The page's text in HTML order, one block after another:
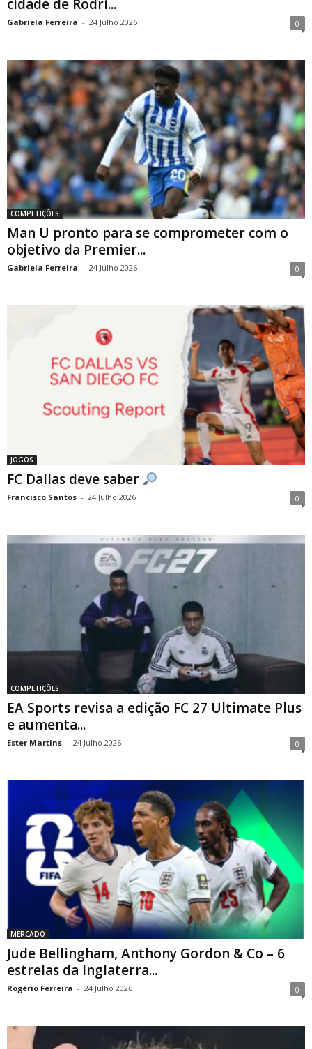
cidade de Rodri...
Gabriela Ferreira - 24 Julho 2026 0
COMPETIÇÕES
Man U pronto para se comprometer com o
objetivo da Premier...
Gabriela Ferreira - 24 Julho 2026 0
JOGOS
FC Dallas deve saber
Francisco Santos - 24 Julho 2026 0
COMPETIÇÕES
EA Sports revisa a edição FC 27 Ultimate Plus
e aumenta...
Ester Martins - 24 Julho 2026 0
MERCADO
Jude Bellingham, Anthony Gordon & Co – 6
estrelas da Inglaterra...
Rogério Ferreira - 24 Julho 2026 0